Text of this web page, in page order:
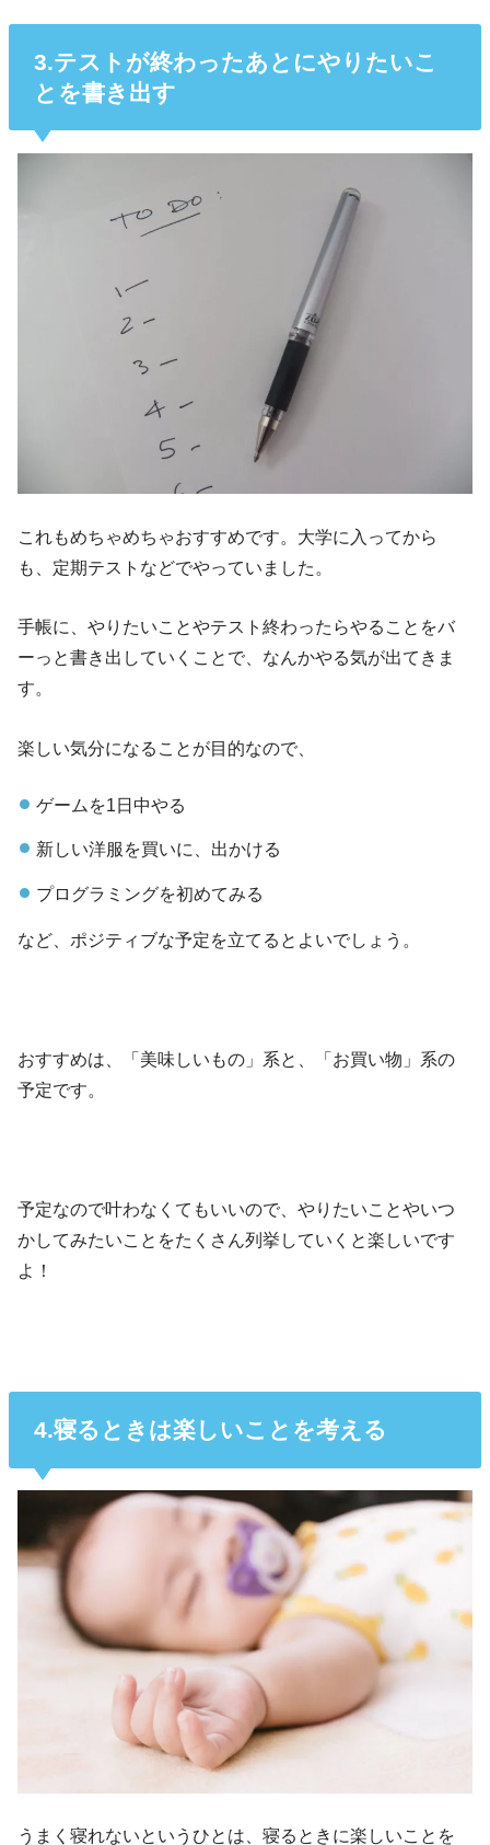
3.テストが終わったあとにやりたいこ
とを書き出す
これもめちゃめちゃおすすめです。大学に入ってから
も、定期テストなどでやっていました。
手帳に、やりたいことやテスト終わったらやることをバ
ーっと書き出していくことで、なんかやる気が出てきま
す。
楽しい気分になることが目的なので、
ゲームを1日中やる
新しい洋服を買いに、出かける
プログラミングを初めてみる
など、ポジティブな予定を立てるとよいでしょう。
おすすめは、「美味しいもの」系と、「お買い物」系の
予定です。
予定なので叶わなくてもいいので、やりたいことやいつ
かしてみたいことをたくさん列挙していくと楽しいです
よ！
4.寝るときは楽しいことを考える
うまく寝れないというひとは、寝るときに楽しいことを